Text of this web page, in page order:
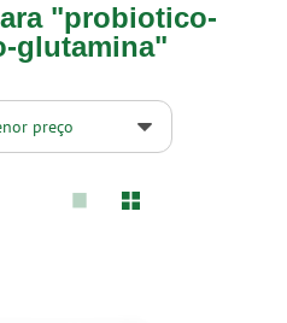
"probiotico-
glutamina"
preço